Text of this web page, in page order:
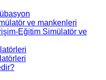
ve mankenleri
Eğitim Simülatör ve